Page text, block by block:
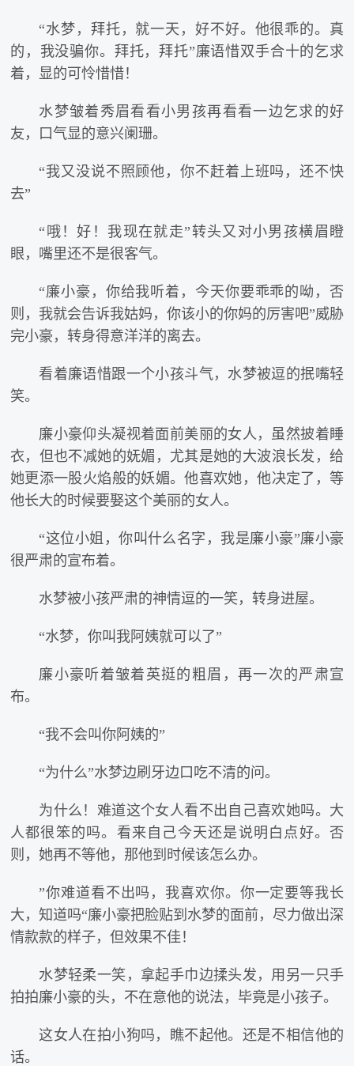
“水梦，拜托，就一天，好不好。他很乖的。真
的，我没骗你。拜托，拜托”廉语惜双手合十的乞求
着，显的可怜惜惜！
水梦皱着秀眉看看小男孩再看看一边乞求的好
友，口气显的意兴阑珊。
“我又没说不照顾他，你不赶着上班吗，还不快
去”
“哦！好！我现在就走”转头又对小男孩横眉瞪
眼，嘴里还不是很客气。
“廉小豪，你给我听着，今天你要乖乖的呦，否
则，我就会告诉我姑妈，你该小的你妈的厉害吧”威胁
完小豪，转身得意洋洋的离去。
看着廉语惜跟一个小孩斗气，水梦被逗的抿嘴轻
笑。
廉小豪仰头凝视着面前美丽的女人，虽然披着睡
衣，但也不减她的妩媚，尤其是她的大波浪长发，给
她更添一股火焰般的妖媚。他喜欢她，他决定了，等
他长大的时候要娶这个美丽的女人。
“这位小姐，你叫什么名字，我是廉小豪”廉小豪
很严肃的宣布着。
水梦被小孩严肃的神情逗的一笑，转身进屋。
“水梦，你叫我阿姨就可以了”
廉小豪听着皱着英挺的粗眉，再一次的严肃宣
布。
“我不会叫你阿姨的”
“为什么”水梦边刷牙边口吃不清的问。
为什么！难道这个女人看不出自己喜欢她吗。大
人都很笨的吗。看来自己今天还是说明白点好。否
则，她再不等他，那他到时候该怎么办。
”你难道看不出吗，我喜欢你。你一定要等我长
大，知道吗“廉小豪把脸贴到水梦的面前，尽力做出深
情款款的样子，但效果不佳！
水梦轻柔一笑，拿起手巾边揉头发，用另一只手
拍拍廉小豪的头，不在意他的说法，毕竟是小孩子。
这女人在拍小狗吗，瞧不起他。还是不相信他的
话。